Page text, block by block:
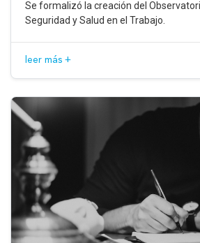
Se formalizó la creación del
Seguridad y Salud en el Trabajo.
leer más +